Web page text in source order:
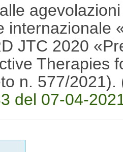
internazionale
JTC 2020
Therapies
n. 577/
del 07-04-